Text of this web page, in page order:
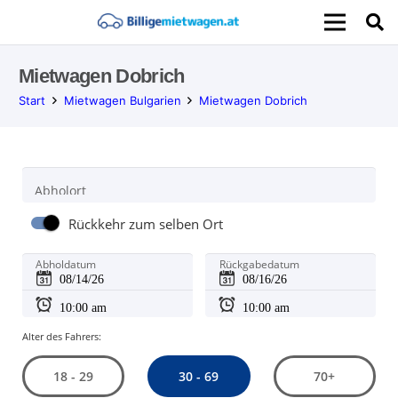
Mietwagen Dobrich
Start Mietwagen Bulgarien Mietwagen Dobrich
Abholort
Rückkehr zum selben Ort
Abholdatum Rückgabedatum
Alter des Fahrers:
18 - 29 30 - 69 70+